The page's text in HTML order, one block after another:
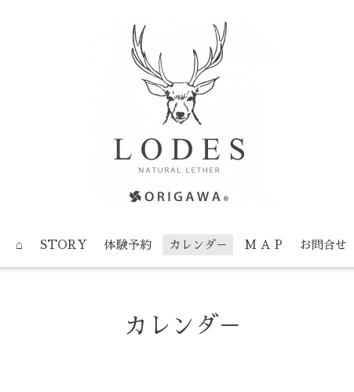
⌂ STORY 体験予約 カレンダ－ M A P お問合せ
カレンダ－